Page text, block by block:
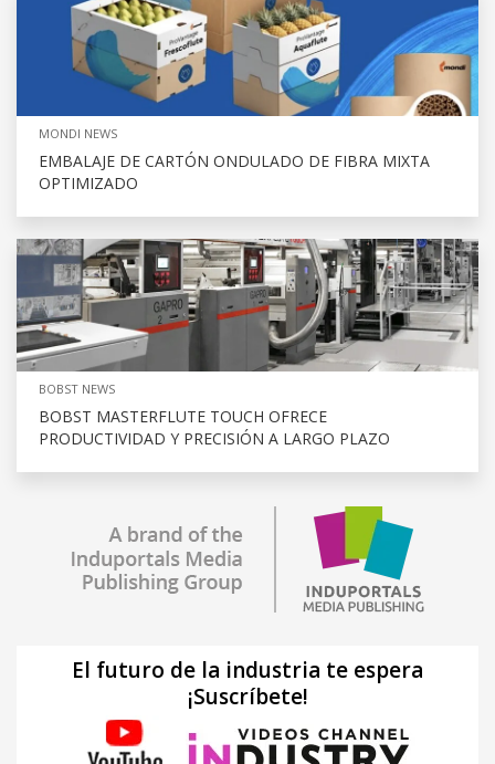
MONDI NEWS
EMBALAJE DE CARTÓN ONDULADO DE FIBRA MIXTA
OPTIMIZADO
BOBST NEWS
BOBST MASTERFLUTE TOUCH OFRECE
PRODUCTIVIDAD Y PRECISIÓN A LARGO PLAZO
El futuro de la industria te espera
¡Suscríbete!